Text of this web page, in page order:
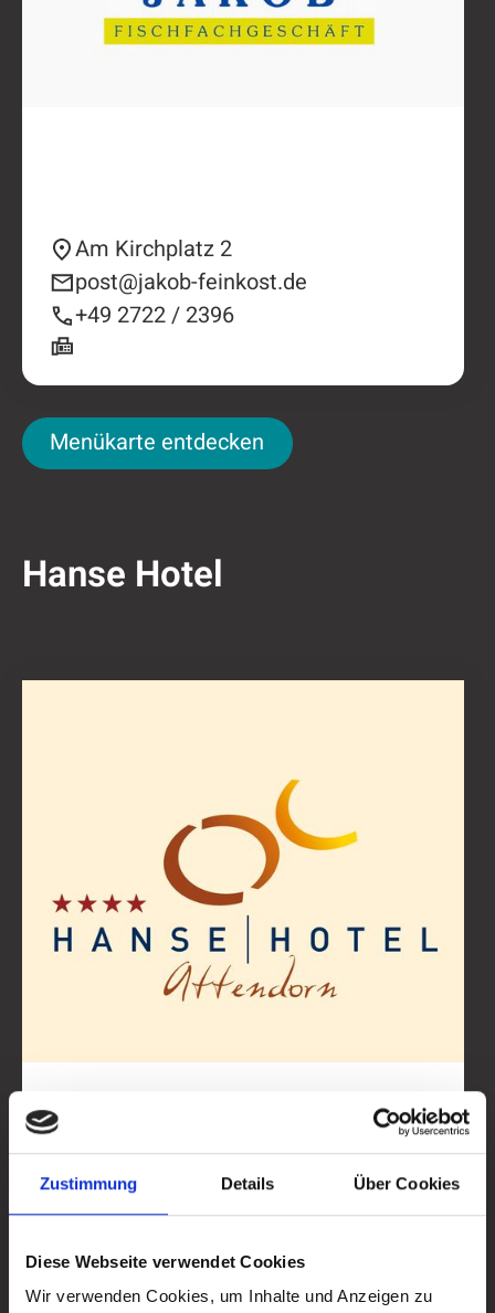
Zustimmung Details Über Cookies
Diese Webseite verwendet Cookies
Wir verwenden Cookies, um Inhalte und Anzeigen zu
Am Kirchplatz 2
post@jakob-feinkost.de
+49 2722 / 2396
Menükarte entdecken
Menükarte entdecken
Hanse Hotel
Finnentroper Str. 26
+49 2722 / 6380-0